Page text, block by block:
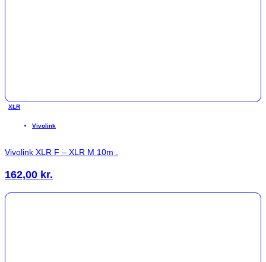
XLR
Vivolink
Vivolink XLR F – XLR M 10m .
162,00 kr.